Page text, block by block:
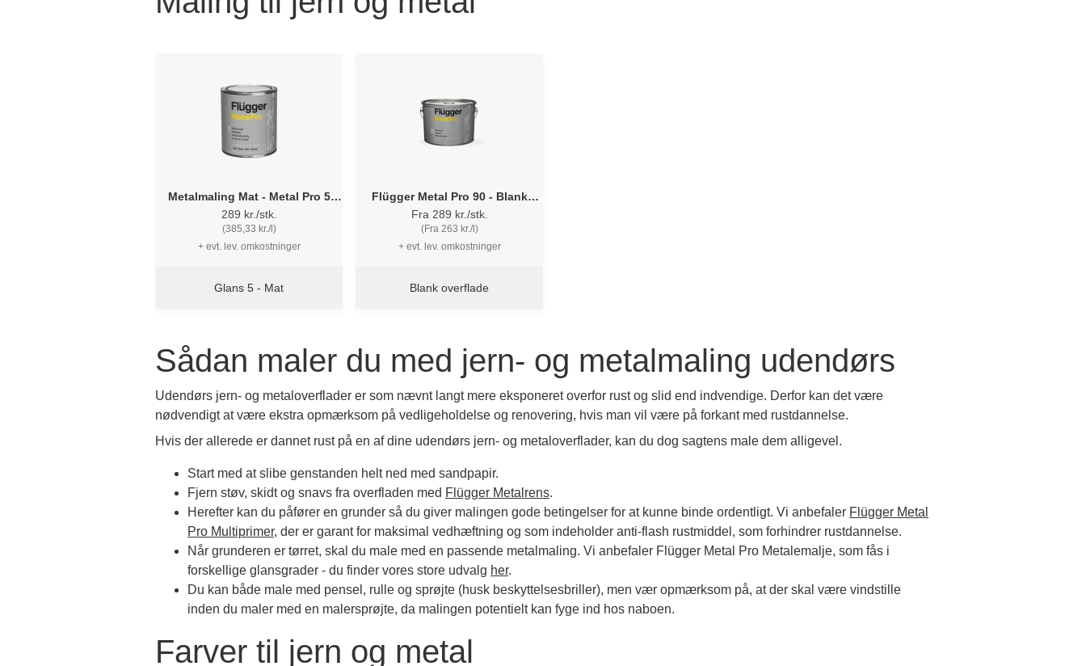
Metalmaling Mat - Metal Pro 5
Flügger
289 kr./stk.
(385,33 kr./l)
+ evt. lev. omkostninger
Glans 5 - Mat
Flügger Metal Pro 90 - Blank
metalmaling.
Fra 289 kr./stk.
(Fra 263 kr./l)
+ evt. lev. omkostninger
Blank overflade
Sådan maler du med jern- og metalmaling udendørs
Udendørs jern- og metaloverflader er som nævnt langt mere eksponeret overfor rust og slid end indvendige. Derfor kan det være
nødvendigt at være ekstra opmærksom på vedligeholdelse og renovering, hvis man vil være på forkant med rustdannelse.
Hvis der allerede er dannet rust på en af dine udendørs jern- og metaloverflader, kan du dog sagtens male dem alligevel.
Start med at slibe genstanden helt ned med sandpapir.
Fjern støv, skidt og snavs fra overfladen med Flügger Metalrens.
Herefter kan du påfører en grunder så du giver malingen gode betingelser for at kunne binde ordentligt. Vi anbefaler Flügger Metal
Pro Multiprimer, der er garant for maksimal vedhæftning og som indeholder anti-flash rustmiddel, som forhindrer rustdannelse.
Når grunderen er tørret, skal du male med en passende metalmaling. Vi anbefaler Flügger Metal Pro Metalemalje, som fås i
forskellige glansgrader - du finder vores store udvalg her.
Du kan både male med pensel, rulle og sprøjte (husk beskyttelsesbriller), men vær opmærksom på, at der skal være vindstille
inden du maler med en malersprøjte, da malingen potentielt kan fyge ind hos naboen.
Farver til jern og metal